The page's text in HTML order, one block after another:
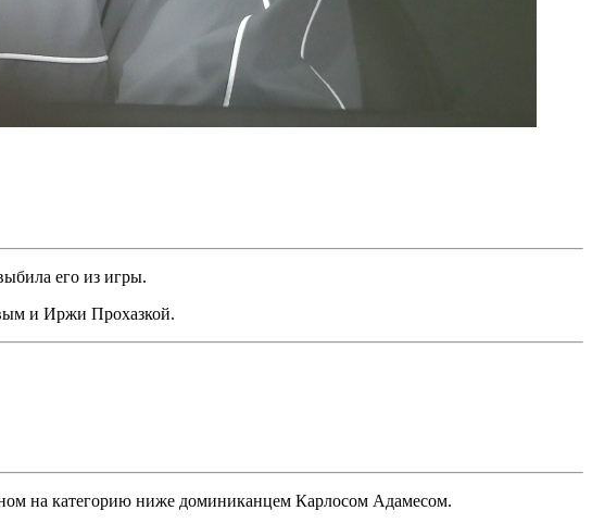
его из игры.
и Иржи Прохазкой.
на категорию ниже доминиканцем Карлосом Адамесом.